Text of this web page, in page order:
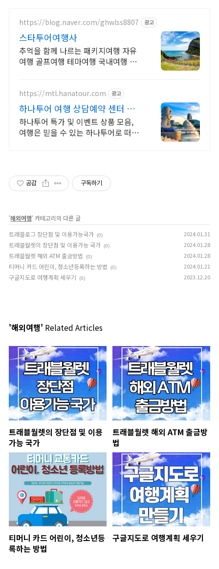
https://blog.naver.com/ghwlss8807 광고
스타투어여행사
추억을 함께 나르는 패키지여행 자유
여행 골프여행 테마여행 국내여행 해
https://mtl.hanatour.com 광고
하나투어 여행 상담예약 센터 하
나투어 공식인증예약센터 !
하나투어 특가 및 이벤트 상품 모음,
여행은 믿을 수 있는 하나투어로 떠나
공감 구독하기
'해외여행' 카테고리의 다른 글
트래블로그 장단점 및 이용가능국가 (0) 2024.01.31
트래블월렛의 장단점 및 이용가능 국가 (0) 2024.01.28
트래블월렛 해외 ATM 출금방법 (0) 2024.01.28
티머니 카드 어린이, 청소년등록하는 방법 (0) 2024.01.21
구글지도로 여행계획 세우기 (0) 2023.12.20
'해외여행' Related Articles
트래블월렛의 장단점 및 이용
가능 국가
트래블월렛 해외 ATM 출금방
법
티머니 카드 어린이, 청소년등
록하는 방법
구글지도로 여행계획 세우기